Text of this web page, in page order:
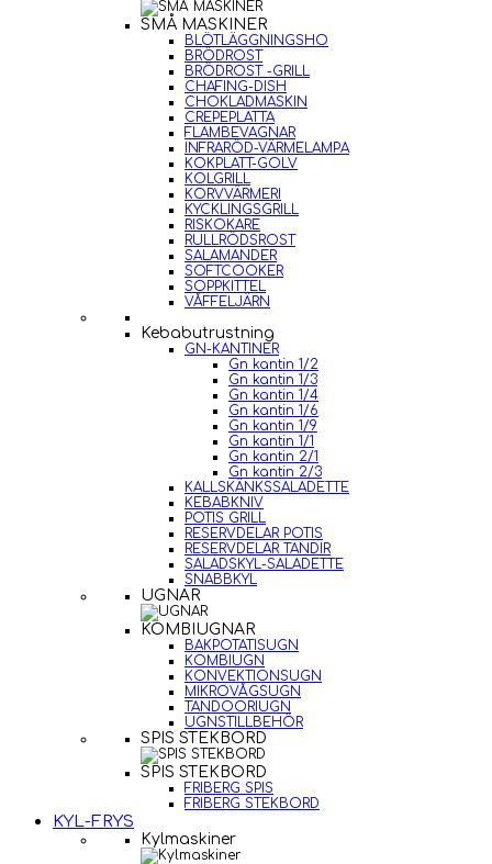
SMÅ MASKINER
BLÖTLÄGGNINGSHO
BRÖDROST
BRÖDROST -GRILL
CHAFING-DISH
CHOKLADMASKIN
CREPEPLATTA
FLAMBEVAGNAR
INFRARÖD-VÄRMELAMPA
KOKPLATT-GOLV
KOLGRILL
KORVVÄRMERI
KYCKLINGSGRILL
RISKOKARE
RULLRÖDSROST
SALAMANDER
SOFTCOOKER
SOPPKITTEL
VÅFFELJÄRN
Kebabutrustning
GN-KANTINER
Gn kantin 1/2
Gn kantin 1/3
Gn kantin 1/4
Gn kantin 1/6
Gn kantin 1/9
Gn kantin 1/1
Gn kantin 2/1
Gn kantin 2/3
KALLSKÄNKSSALADETTE
KEBABKNIV
POTIS GRILL
RESERVDELAR POTIS
RESERVDELAR TANDIR
SALADSKYL-SALADETTE
SNABBKYL
UGNAR
KOMBIUGNAR
BAKPOTATISUGN
KOMBIUGN
KONVEKTIONSUGN
MIKROVÅGSUGN
TANDOORIUGN
UGNSTILLBEHÖR
SPIS STEKBORD
SPIS STEKBORD
FRIBERG SPIS
FRIBERG STEKBORD
KYL-FRYS
Kylmaskiner